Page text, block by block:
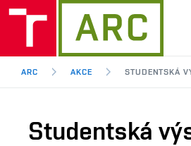
ARC AKCE STUDENTSKÁ
Studentská